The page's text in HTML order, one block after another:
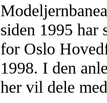
siden 1995 har
for Oslo
1998. I den
her vil dele